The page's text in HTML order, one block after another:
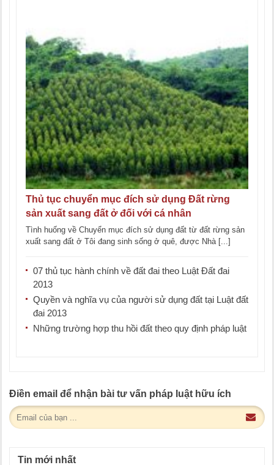
Thủ tục chuyển mục đích sử dụng Đất rừng
sản xuất sang đất ở đối với cá nhân
Tình huống về Chuyển mục đích sử dụng đất từ đất rừng sản
xuất sang đất ở Tôi đang sinh sống ở quê, được Nhà [...]
07 thủ tục hành chính về đất đai theo Luật Đất đai
2013
Quyền và nghĩa vụ của người sử dụng đất tại Luật đất
đai 2013
Những trường hợp thu hồi đất theo quy định pháp luật
Điền email để nhận bài tư vấn pháp luật hữu ích
Tin mới nhất